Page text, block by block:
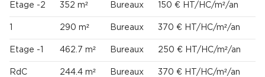
Etage -2 352 m² Bureaux 150 € HT/HC/m²/an
290 m² Bureaux 370 € HT/HC/m²/an
Etage -1 462.7 m² Bureaux 250 € HT/HC/m²/an
RdC 244.4 m² Bureaux 370 € HT/HC/m²/an